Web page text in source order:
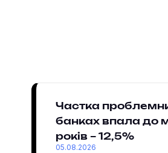
Частка
банках впала до
років – 12,5%
05.08.2026